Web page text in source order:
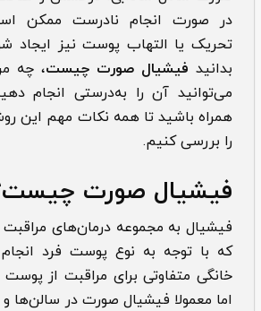
در صورت انجام نادرست ممکن
تحریک یا التهاب پوست نیز ایجاد
بدانید فیشیال صورت چیست، چه
می‌توانید آن را به‌درستی انجام
همراه باشید تا همه نکات مهم این
را بررسی کنیم.
فیشیال صورت
فیشیال به مجموعه درمان‌های
که با توجه به نوع پوست فرد
خانگی متفاوتی برای مراقبت از پوست
اما معمولا فیشیال صورت در سالن‌ها